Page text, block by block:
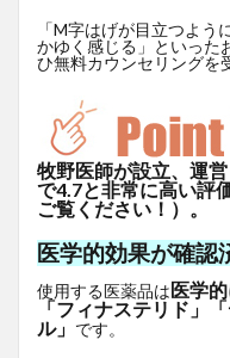
「M字はげが目立つよ
かゆく感じる」といった
ひ無料カウンセリングを
牧野医師が設立、運
で4.7と非常に高い評
ご覧ください！）。
医学的効果が確認
使用する医薬品は医学
「フィナステリド」
ル」 です。